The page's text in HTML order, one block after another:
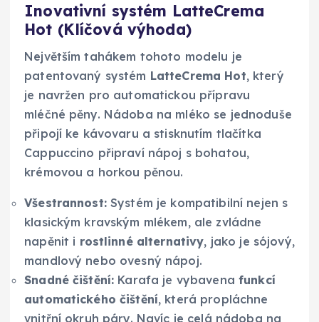
Inovativní systém LatteCrema
Hot (Klíčová výhoda)
Největším tahákem tohoto modelu je
patentovaný systém LatteCrema Hot, který
je navržen pro automatickou přípravu
mléčné pěny. Nádoba na mléko se jednoduše
připojí ke kávovaru a stisknutím tlačítka
Cappuccino připraví nápoj s bohatou,
krémovou a horkou pěnou.
Všestrannost:Systém je kompatibilní nejen s
klasickým kravským mlékem, ale zvládne
napěnit i rostlinné alternativy, jako je sójový,
mandlový nebo ovesný nápoj.
Snadné čištění: Karafa je vybavenafunkcí
automatického čištění, která propláchne
vnitřní okruh páry. Navíc je celá nádoba na